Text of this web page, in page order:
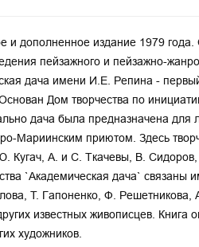
и дополненное издание 1979
пейзажного и пейзажно-
дача имени И.Е. Репина -
Дом творчества по
дача была предназначена для
Мариинским приютом. Здесь
Кугач, А. и С. Ткачевы, В.
`Академическая дача` связаны
Т. Гапоненко, Ф. Решетникова,
известных живописцев. Книга
художников.